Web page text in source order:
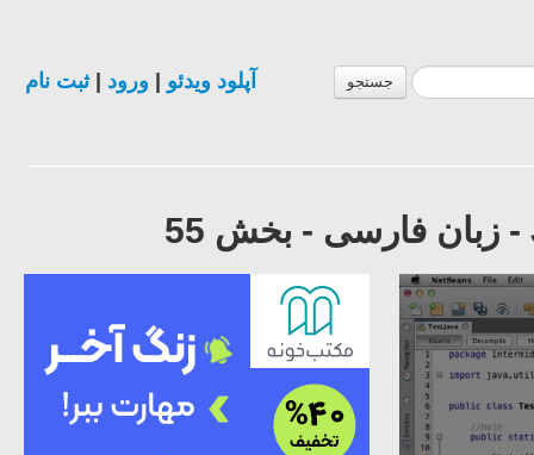
جستجو آپلود ویدئو ورود |ثبت نام